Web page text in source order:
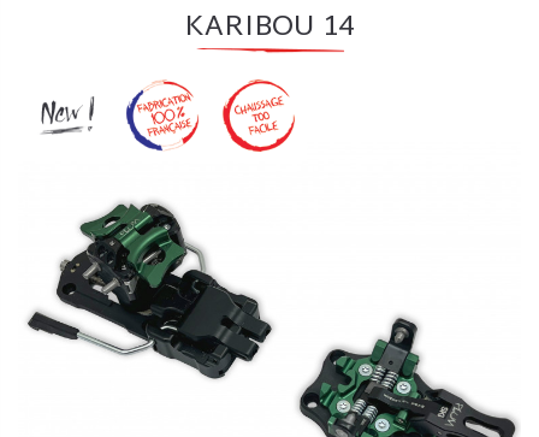
KARIBOU 14